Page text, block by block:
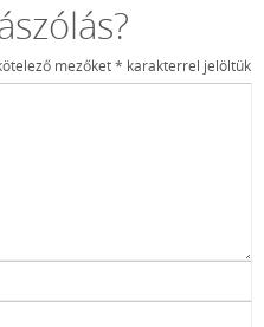
mezőket* karakterrel jelöltük